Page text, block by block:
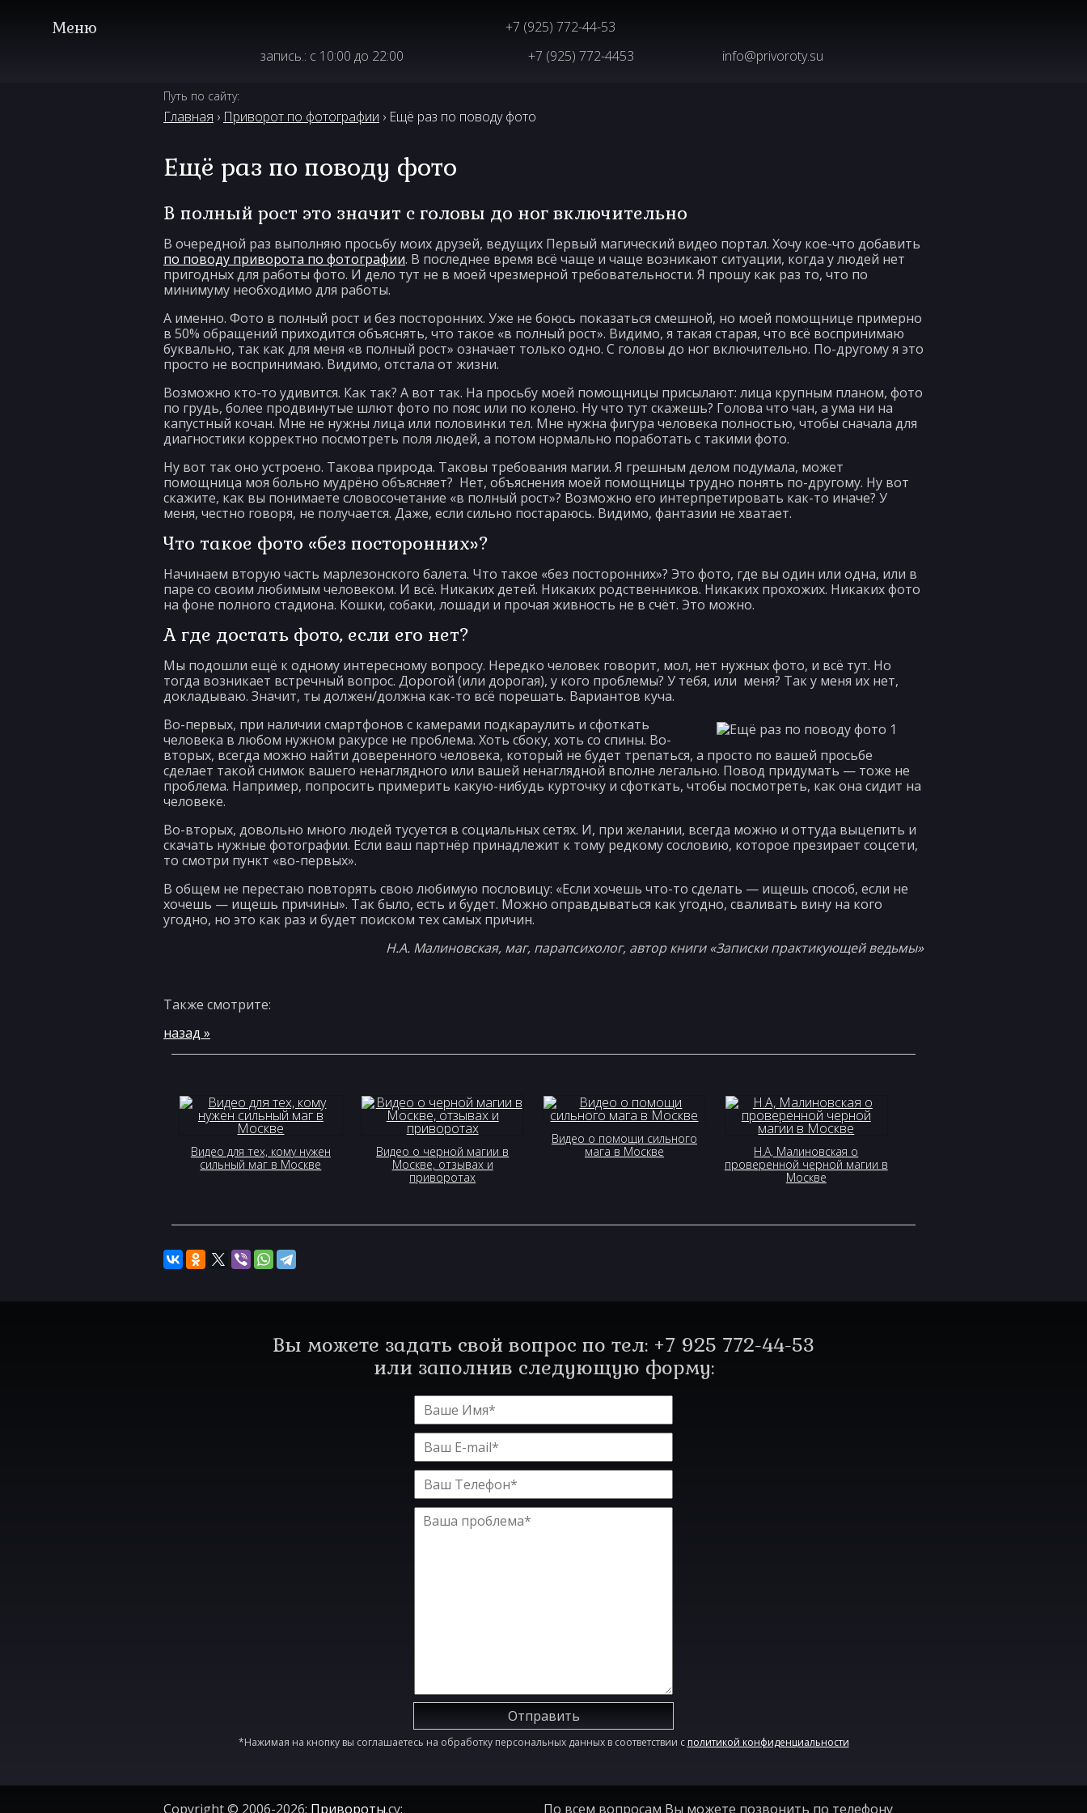
запись.: с 10:00 до 22:00
+7 (925) 772-44-53
+7 (925) 772-4453
info@privoroty.su
Путь по сайту:
Главная › Приворот по фотографии › Ещё раз по поводу фото
Ещё раз по поводу фото
В полный рост это значит с головы до ног включительно
В очередной раз выполняю просьбу моих друзей, ведущих Первый магический видео портал. Хочу кое-что добавить
по поводу приворота по фотографии. В последнее время всё чаще и чаще возникают ситуации, когда у людей нет
пригодных для работы фото. И дело тут не в моей чрезмерной требовательности. Я прошу как раз то, что по
минимуму необходимо для работы.
А именно. Фото в полный рост и без посторонних. Уже не боюсь показаться смешной, но моей помощнице примерно
в 50% обращений приходится объяснять, что такое «в полный рост». Видимо, я такая старая, что всё воспринимаю
буквально, так как для меня «в полный рост» означает только одно. С головы до ног включительно. По-другому я это
просто не воспринимаю. Видимо, отстала от жизни.
Возможно кто-то удивится. Как так? А вот так. На просьбу моей помощницы присылают: лица крупным планом, фото
по грудь, более продвинутые шлют фото по пояс или по колено. Ну что тут скажешь? Голова что чан, а ума ни на
капустный кочан. Мне не нужны лица или половинки тел. Мне нужна фигура человека полностью, чтобы сначала для
диагностики корректно посмотреть поля людей, а потом нормально поработать с такими фото.
Ну вот так оно устроено. Такова природа. Таковы требования магии. Я грешным делом подумала, может
помощница моя больно мудрёно объясняет? Нет, объяснения моей помощницы трудно понять по-другому. Ну вот
скажите, как вы понимаете словосочетание «в полный рост»? Возможно его интерпретировать как-то иначе? У
меня, честно говоря, не получается. Даже, если сильно постараюсь. Видимо, фантазии не хватает.
Что такое фото «без посторонних»?
Начинаем вторую часть марлезонского балета. Что такое «без посторонних»? Это фото, где вы один или одна, или в
паре со своим любимым человеком. И всё. Никаких детей. Никаких родственников. Никаких прохожих. Никаких фото
на фоне полного стадиона. Кошки, собаки, лошади и прочая живность не в счёт. Это можно.
А где достать фото, если его нет?
Мы подошли ещё к одному интересному вопросу. Нередко человек говорит, мол, нет нужных фото, и всё тут. Но
тогда возникает встречный вопрос. Дорогой (или дорогая), у кого проблемы? У тебя, или меня? Так у меня их нет,
докладываю. Значит, ты должен/должна как-то всё порешать. Вариантов куча.
Во-первых, при наличии смартфонов с камерами подкараулить и сфоткать
человека в любом нужном ракурсе не проблема. Хоть сбоку, хоть со спины. Во-
вторых, всегда можно найти доверенного человека, который не будет трепаться, а просто по вашей просьбе
сделает такой снимок вашего ненаглядного или вашей ненаглядной вполне легально. Повод придумать — тоже не
проблема. Например, попросить примерить какую-нибудь курточку и сфоткать, чтобы посмотреть, как она сидит на
человеке.
Во-вторых, довольно много людей тусуется в социальных сетях. И, при желании, всегда можно и оттуда выцепить и
скачать нужные фотографии. Если ваш партнёр принадлежит к тому редкому сословию, которое презирает соцсети,
то смотри пункт «во-первых».
В общем не перестаю повторять свою любимую пословицу: «Если хочешь что-то сделать — ищешь способ, если не
хочешь — ищешь причины». Так было, есть и будет. Можно оправдываться как угодно, сваливать вину на кого
угодно, но это как раз и будет поиском тех самых причин.
Н.А. Малиновская, маг, парапсихолог, автор книги «Записки практикующей ведьмы»
Также смотрите:
назад »
Видео для тех, кому нужен
сильный маг в Москве
Видео о черной магии в
Москве, отзывах и
приворотах
Видео о помощи сильного
мага в Москве
Н.А, Малиновская о
проверенной черной магии в
Москве
Вы можете задать свой вопрос по тел: +7 925 772-44-53
или заполнив следующую форму:
Отправить
*Нажимая на кнопку вы соглашаетесь на обработку персональных данных в соответствии с политикой конфиденциальности
Copyright © 2006-2026; Привороты.су: По всем вопросам Вы можете позвонить по телефону